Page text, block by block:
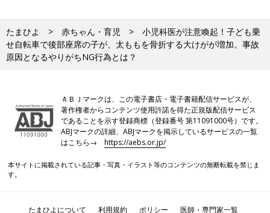
小児科医の山中龍宏先生に、電撃傷について聞
きました。
か注意をはらえないこともあると思います。しかし、こうした事
故があることを知って、安全に子どもの送迎などを行ってくださ
い。
たまひよ 赤ちゃん・育児
小児科医が注意喚起！子ども乗
せ自転車で後部座席の子が、太ももを骨折する大けがが増加。事故
原因となるやりがちNG行為とは？
ＡＢＪマークは、この電子書店・電子書籍配信サービスが、
著作権者からコンテンツ使用許諾を得た正規版配信サービス
であることを示す登録商標（登録番号 第11091000号）です。
ABJマークの詳細、ABJマークを掲示しているサービスの一覧
はこちら→https://aebs.or.jp/
本サイトに掲載されている記事・写真・イラスト等のコンテンツの無断転載を禁じま
す。
たまひよについて 利用規約 ポリシー 医師・専門家一覧